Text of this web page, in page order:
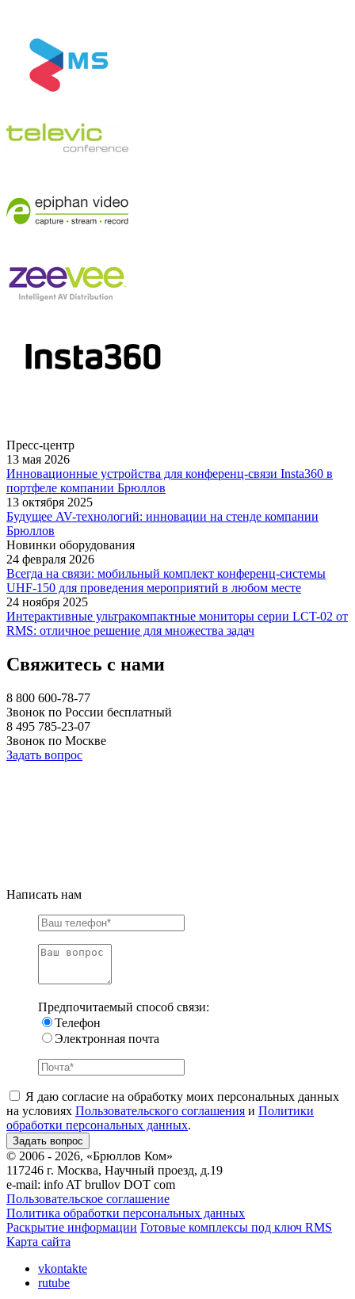
Пресс-центр
13 мая 2026
Инновационные устройства для конференц-связи Insta360 в
портфеле компании Брюллов
13 октября 2025
Будущее AV-технологий: инновации на стенде компании
Брюллов
Новинки оборудования
24 февраля 2026
Всегда на связи: мобильный комплект конференц-системы
UHF-150 для проведения мероприятий в любом месте
24 ноября 2025
Интерактивные ультракомпактные мониторы серии LCT-02 от
RMS: отличное решение для множества задач
Свяжитесь с нами
8 800 600-78-77
Звонок по России бесплатный
8 495 785-23-07
Звонок по Москве
Задать вопрос
Написать нам
Предпочитаемый способ связи:
Телефон
Электронная почта
Я даю согласие на обработку моих персональных данных
на условиях Пользовательского соглашения и Политики
обработки персональных данных.
© 2006 - 2026, «Брюллов Ком»
117246 г. Москва, Научный проезд, д.19
e-mail: info AT brullov DOT com
Пользовательское соглашение
Политика обработки персональных данных
Раскрытие информации Готовые комплексы под ключ RMS
Карта сайта
vkontakte
rutube